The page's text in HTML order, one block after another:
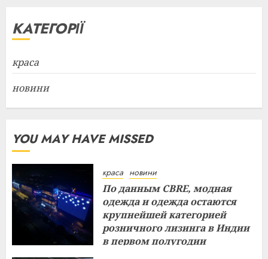
КАТЕГОРІЇ
краса
новини
YOU MAY HAVE MISSED
краса новини
По данным CBRE, модная
одежда и одежда остаются
крупнейшей категорией
розничного лизинга в Индии
в первом полугодии